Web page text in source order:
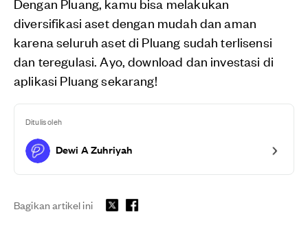
diversifikasi aset dengan mudah dan aman
karena seluruh aset di Pluang sudah terlisensi
dan teregulasi. Ayo, download dan investasi di
aplikasi Pluang sekarang!
Ditulis oleh
Dewi A Zuhriyah
Bagikan artikel ini